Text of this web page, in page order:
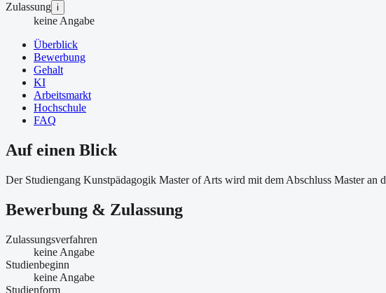
Zulassung i
keine Angabe
Überblick
Bewerbung
Gehalt
KI
Arbeitsmarkt
Hochschule
FAQ
Auf einen Blick
Der Studiengang Kunstpädagogik Master of Arts wird mit dem Abschluss Master
Bewerbung & Zulassung
Zulassungsverfahren
keine Angabe
Studienbeginn
keine Angabe
Studienform